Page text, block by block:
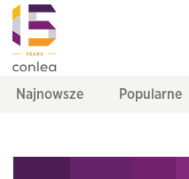
Najnowsze Popularne